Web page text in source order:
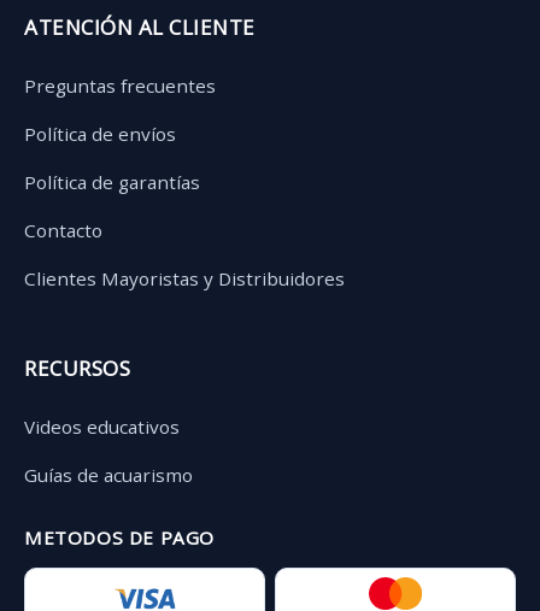
ATENCIÓN AL CLIENTE
Preguntas frecuentes
Política de envíos
Política de garantías
Contacto
Clientes Mayoristas y Distribuidores
RECURSOS
Videos educativos
Guías de acuarismo
METODOS DE PAGO